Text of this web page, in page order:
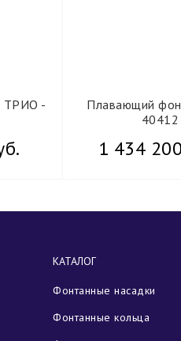
ТРИО -
Плавающий
40412
1 434
КАТАЛОГ
Фонтанные насадки
Фонтанные кольца